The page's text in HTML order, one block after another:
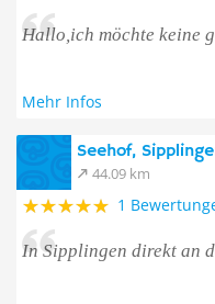
Hallo,ich möchte keine
Mehr Infos
Seehof,
44.09 km
1
In Sipplingen direkt an